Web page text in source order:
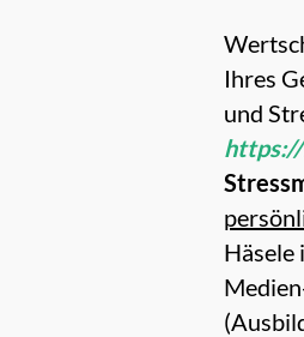
Ihres
und
Häsele